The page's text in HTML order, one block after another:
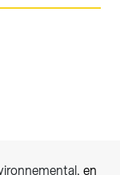
en
SIG.
pour une